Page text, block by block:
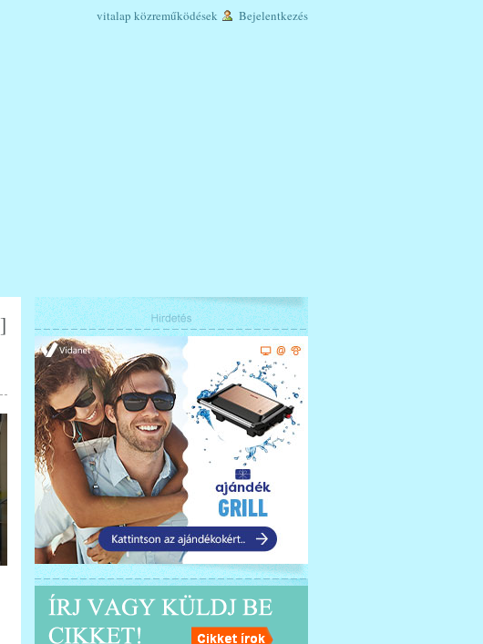
vitalap közreműködések Bejelentkezés
]